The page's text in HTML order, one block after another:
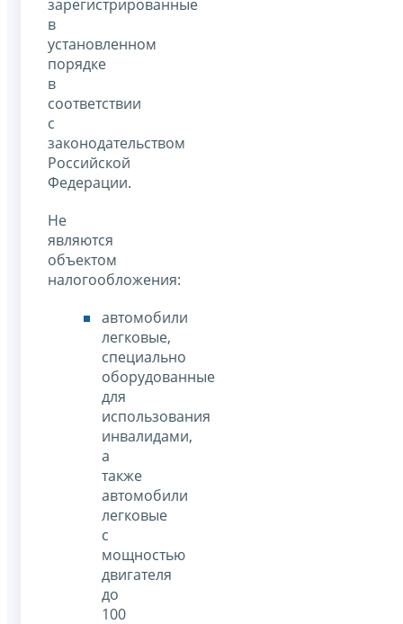
зарегистрированные
в
установленном
порядке
в
соответствии
с
законодательством
Российской
Федерации.
Не
являются
объектом
налогообложения:
автомобили
легковые,
специально
оборудованные
для
использования
инвалидами,
а
также
автомобили
легковые
с
мощностью
двигателя
до
100